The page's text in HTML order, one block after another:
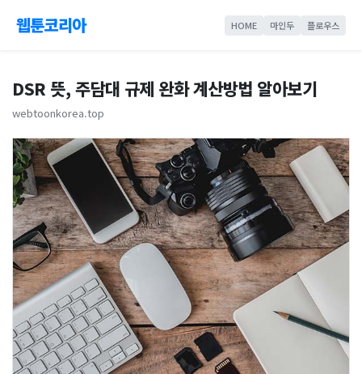
웹툰코리아 HOME 마인두 플로우스
DSR 뜻, 주담대 규제 완화 계산방법 알아보기
webtoonkorea.top